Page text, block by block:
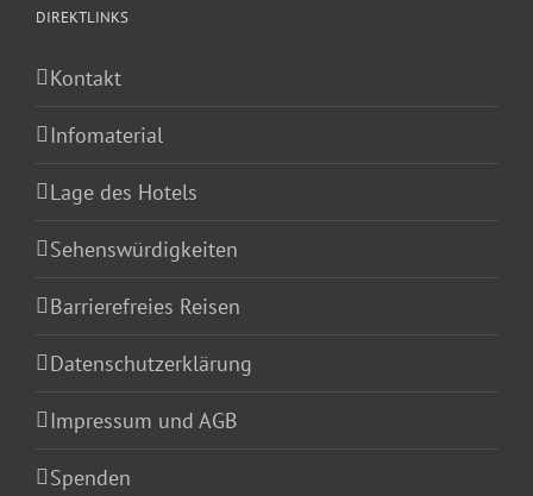
DIREKTLINKS
Kontakt
Infomaterial
Lage des Hotels
Sehenswürdigkeiten
Barrierefreies Reisen
Datenschutzerklärung
Impressum und AGB
Spenden